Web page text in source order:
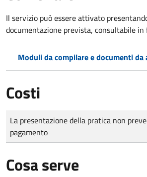
Il servizio può essere attivato
documentazione prevista, consultabile in
Moduli da compilare e documenti da
Costi
Tipo di pagamento
Importo
La presentazione della pratica non
pagamento
Cosa serve